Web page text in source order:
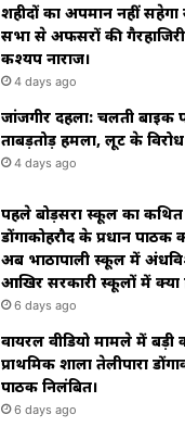
शहीदों का अपमान नहीं सहेगा
सभा से अफसरों की
कश्यप नाराज।
4 days ago
जांजगीर दहला: चलती
ताबड़तोड़ हमला, लूट के
4 days ago
पहले बोड़सरा स्कूल का कथित
डोंगाकोहरौद के प्रधान पाठक
अब भाठापाली स्कूल में
आखिर सरकारी स्कूलों में क्या
6 days ago
वायरल वीडियो मामले में बड़ी
प्राथमिक शाला तेलीपारा
पाठक निलंबित।
6 days ago